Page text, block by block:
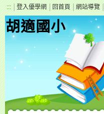
::: 登入優學網 回首頁 網站導覽
胡適國小